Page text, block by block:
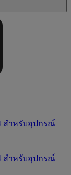
สำหรับอุปกรณ์
สำหรับอุปกรณ์